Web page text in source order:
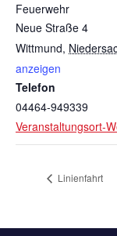
Feuerwehr
Neue Straße 4
Wittmund,
anzeigen
Telefon
04464-949339
Veranstaltungsort-
Linienfahrt